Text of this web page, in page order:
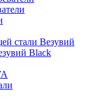
стали Везувий
Black